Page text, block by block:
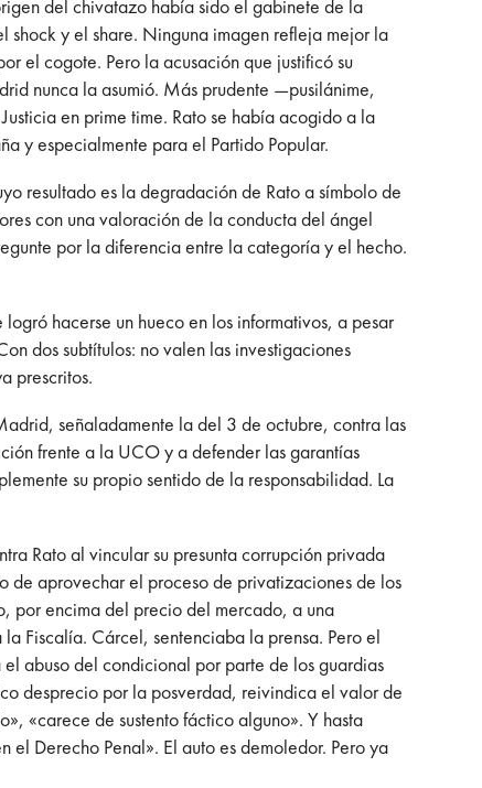
del chivatazo había sido el gabinete de la
y el share. Ninguna imagen refleja mejor la
el cogote. Pero la acusación que justificó su
nunca la asumió. Más prudente —pusilánime,
en prime time. Rato se había acogido a la
y especialmente para el Partido Popular.
resultado es la degradación de Rato a símbolo de
con una valoración de la conducta del ángel
por la diferencia entre la categoría y el hecho.
hacerse un hueco en los informativos, a pesar
dos subtítulos: no valen las investigaciones
prescritos.
señaladamente la del 3 de octubre, contra las
frente a la UCO y a defender las garantías
su propio sentido de la responsabilidad. La
Rato al vincular su presunta corrupción privada
de aprovechar el proceso de privatizaciones de los
por encima del precio del mercado, a una
Fiscalía. Cárcel, sentenciaba la prensa. Pero el
abuso del condicional por parte de los guardias
desprecio por la posverdad, reivindica el valor de
«carece de sustento fáctico alguno». Y hasta
Derecho Penal». El auto es demoledor. Pero ya